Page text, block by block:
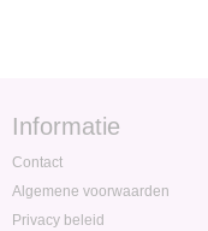
Informatie
Contact
Algemene voorwaarden
Privacy beleid